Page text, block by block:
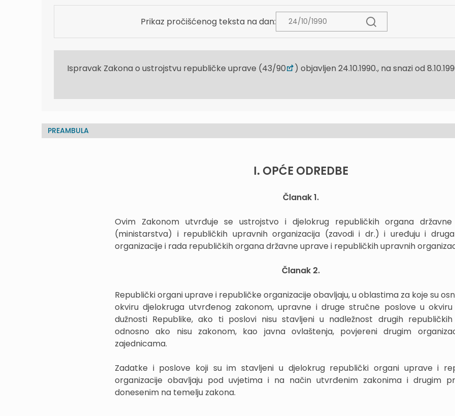
Prikaz pročišćenog teksta na dan:
Ispravak Zakona o ustrojstvu republičke uprave (43/90 ) objavljen 24.10.1990., na snazi od
PREAMBULA
I. OPĆE ODREDBE
Članak 1.
Ovim Zakonom utvrđuje se ustrojstvo i djelokrug republičkih organa
(ministarstva) i republičkih upravnih organizacija (zavodi i dr.) i uređuju i
organizacije i rada republičkih organa državne uprave i republičkih upravnih
Članak 2.
Republički organi uprave i republičke organizacije obavljaju, u oblastima za koje su
okviru djelokruga utvrđenog zakonom, upravne i druge stručne poslove u
dužnosti Republike, ako ti poslovi nisu stavljeni u nadležnost drugih
odnosno ako nisu zakonom, kao javna ovlaštenja, povjereni drugim
zajednicama.
Zadatke i poslove koji su im stavljeni u djelokrug republički organi uprave i
organizacije obavljaju pod uvjetima i na način utvrđenim zakonima i drugim
donesenim na temelju zakona.